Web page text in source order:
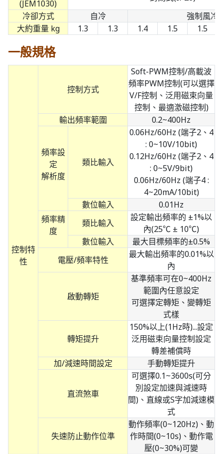
(JEM1030)
冷卻方式
自冷
強制風冷
大約重量 kg
1.3 1.3 1.4 1.5 1.5
一般規格
控制特
性
控制方式
Soft-PWM控制/高載波
頻率PWM控制(可以選擇
V/F控制、泛用磁束向量
控制、最適激磁控制)
輸出頻率範圍
0.2~400Hz
頻率設
定
解析度
類比輸入
0.06Hz/60Hz (端子2、4
: 0~10V/10bit)
0.12Hz/60Hz (端子2、4
: 0~5V/9bit)
0.06Hz/60Hz (端子4 :
4~20mA/10bit)
數位輸入
0.01Hz
頻率精
度
類比輸入
設定輸出頻率的 ±1%以
內(25℃ ± 10℃)
數位輸入
最大目標頻率的±0.5%
電壓/頻率特性
最大輸出頻率的0.01%以
內
啟動轉矩
基準頻率可在0~400Hz
範圍內任意設定
可選擇定轉矩、變轉矩
式樣
轉矩提升
150%以上(1Hz時)...設定
泛用磁束向量控制設定
轉差補償時
加/減速時間設定
手動轉矩提升
直流煞車
可選擇0.1~3600s(可分
別設定加速與減速時
間)、直線或S字加減速模
式
失速防止動作位準
動作頻率(0~120Hz)、動
作時間(0~10s)、動作電
壓(0~30%)可變